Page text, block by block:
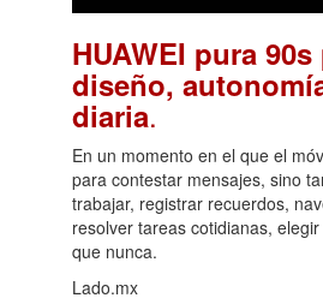
HUAWEI pura
diseño,
diaria.
En un momento en el que el
para contestar mensajes, sino
trabajar, registrar recuerdos,
resolver tareas cotidianas,
que nunca.
Lado.mx